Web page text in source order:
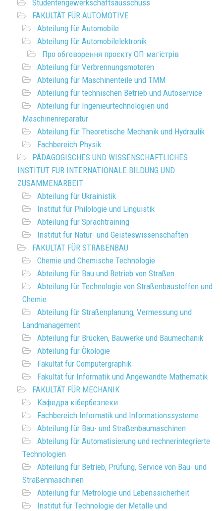
Studentengewerkschaftsausschuss
FAKULTÄT FÜR AUTOMOTIVE
Abteilung für Automobile
Abteilung für Automobilelektronik
Про обговорення проєкту ОП магістрів
Abteilung für Verbrennungsmotoren
Abteilung für Maschinenteile und TMM
Abteilung für technischen Betrieb und Autoservice
Abteilung für Ingenieurtechnologien und
Maschinenreparatur
Abteilung für Theoretische Mechanik und Hydraulik
Fachbereich Physik
PÄDAGOGISCHES UND WISSENSCHAFTLICHES
INSTITUT FÜR INTERNATIONALE BILDUNG UND
ZUSAMMENARBEIT
Abteilung für Ukrainistik
Institut für Philologie und Linguistik
Abteilung für Sprachtraining
Institut für Natur- und Geisteswissenschaften
FAKULTÄT FÜR STRAßENBAU
Chemie und Chemische Technologie
Abteilung für Bau und Betrieb von Straßen
Abteilung für Technologie von Straßenbaustoffen und
Chemie
Abteilung für Straßenplanung, Vermessung und
Landmanagement
Abteilung für Brücken, Bauwerke und Baumechanik
Abteilung für Ökologie
Fakultät für Computergraphik
Fakultät für Informatik und Angewandte Mathematik
FAKULTÄT FÜR MECHANIK
Кафедра кібербезпеки
Fachbereich Informatik und Informationssysteme
Abteilung für Bau- und Straßenbaumaschinen
Abteilung für Automatisierung und rechnerintegrierte
Technologien
Abteilung für Betrieb, Prüfung, Service von Bau- und
Straßenmaschinen
Abteilung für Metrologie und Lebenssicherheit
Institut für Technologie der Metalle und